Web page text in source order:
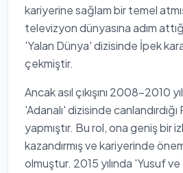
kariyerine sağlam bir temel
televizyon dünyasına adım
'Yalan Dünya' dizisinde İpek
çekmiştir.
Ancak asıl çıkışını 2008-2010
'Adanalı' dizisinde
yapmıştır. Bu rol, ona geniş bir
kazandırmış ve kariyerinde
olmuştur. 2015 yılında 'Yusuf